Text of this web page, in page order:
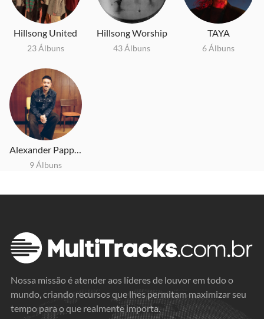
Hillsong United
23 Álbuns
Hillsong Worship
43 Álbuns
TAYA
6 Álbuns
Alexander Pappas
9 Álbuns
Nossa missão é atender aos líderes de louvor em todo o
mundo, criando recursos que lhes permitam maximizar seu
tempo para o que realmente importa.